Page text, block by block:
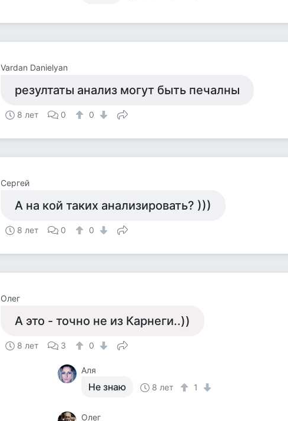
Vardan Danielyan
резултаты анализ могут быть печалны
8 лет 0 0
Сергей
А на кой таких анализировать? )))
8 лет 0 0
Олег
А это - точно не из Карнеги..))
8 лет 3 0
Аля
Не знаю 8 лет 1
Олег